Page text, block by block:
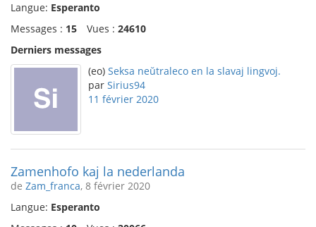
Langue: Esperanto
Messages : 15 Vues : 24610
Derniers messages
(eo) Seksa neŭtraleco en la slavaj lingvoj.
par Sirius94
11 février 2020
Zamenhofo kaj la nederlanda
de Zam_franca, 8 février 2020
Langue: Esperanto